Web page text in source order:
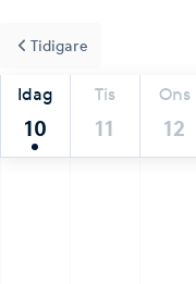
Idag
10
Tis
11
Ons
12
Tidigare